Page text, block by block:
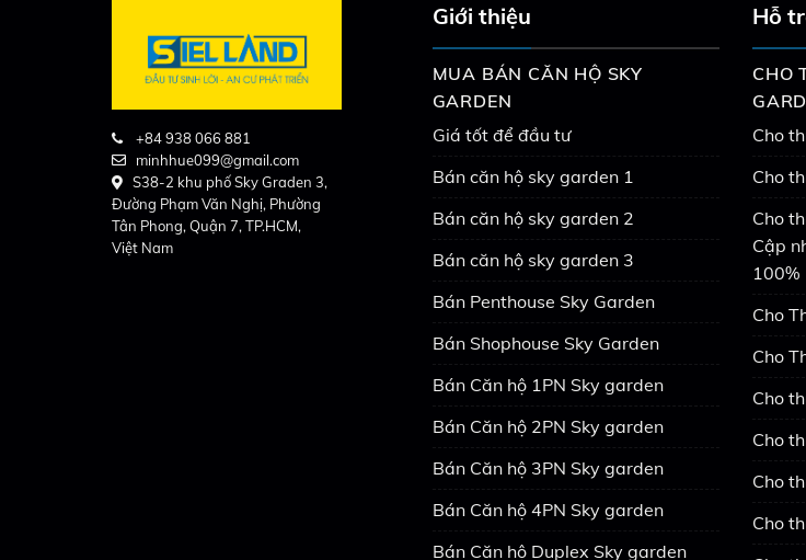
+84 938 066 881
minhhue099@gmail.com
S38-2 khu phố Sky Graden 3,
Đường Phạm Văn Nghị, Phường
Tân Phong, Quận 7, TP.HCM,
Việt Nam
Giới thiệu
MUA BÁN CĂN HỘ SKY
GARDEN
Giá tốt để đầu tư
Bán căn hộ sky garden 1
Bán căn hộ sky garden 2
Bán căn hộ sky garden 3
Bán Penthouse Sky Garden
Bán Shophouse Sky Garden
Bán Căn hộ 1PN Sky garden
Bán Căn hộ 2PN Sky garden
Bán Căn hộ 3PN Sky garden
Bán Căn hộ 4PN Sky garden
Bán Căn hộ Duplex Sky garden
Hỗ
CHO
Cho
Cho
Cho
Cập
100%
Cho
Cho
Cho
Cho
Cho
Cho